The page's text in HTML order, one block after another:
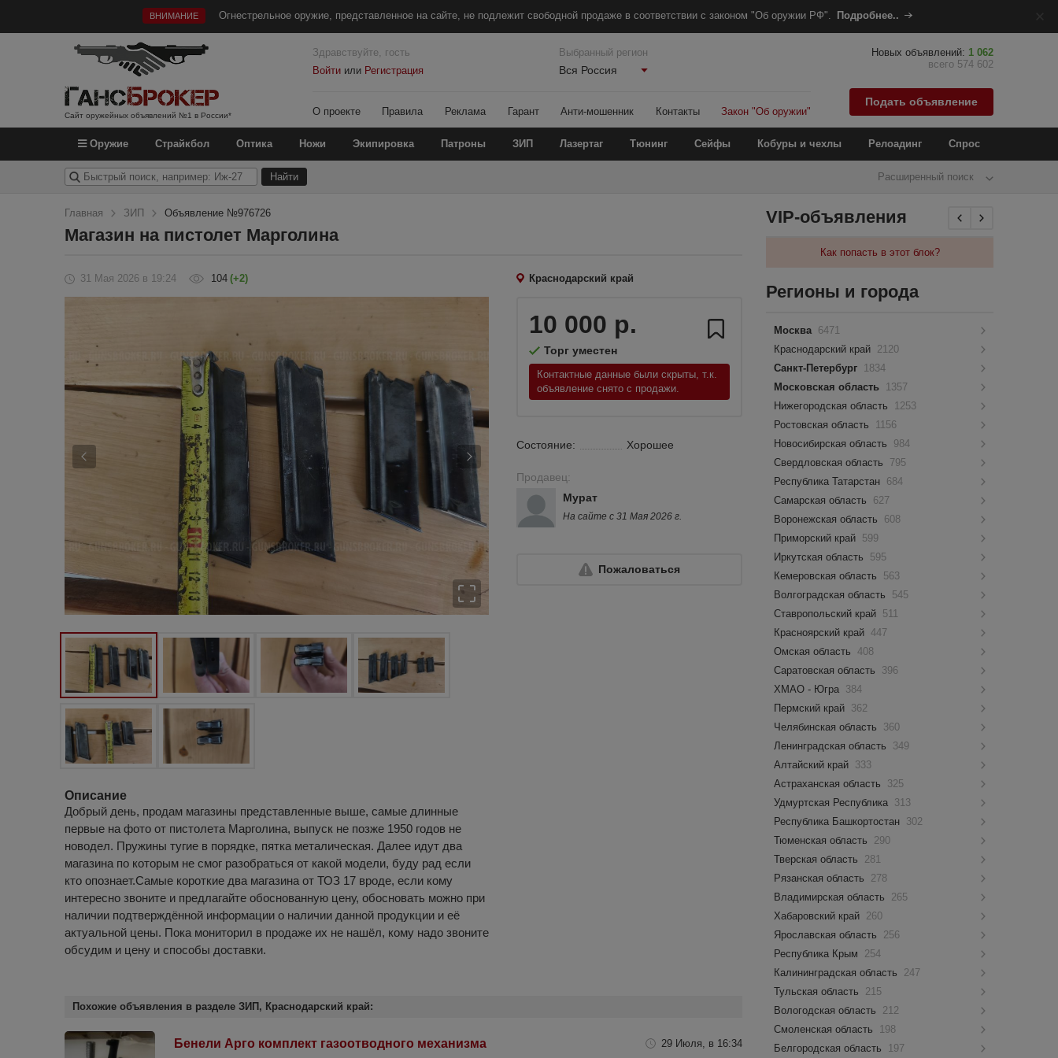
ВНИМАНИЕ Огнестрельное оружие, представленное на сайте, не подлежит свободной продаже в соответствии с законом "Об оружии РФ". Подробнее..
Сайт оружейных объявлений №1 в России*
Здравствуйте, гость
Войтиили Регистрация
Выбранный регион
Вся Россия
О проекте Правила Реклама Гарант Анти-мошенник Контакты Закон "Об оружии"
Новых объявлений: 1 062
всего 574 602
Подать объявление
Оружие Страйкбол Оптика Ножи Экипировка Патроны ЗИП Лазертаг Тюнинг Сейфы Кобуры и чехлы Релоадинг Спрос
Расширенный поиск
Главная ЗИП Объявление №976726
Магазин на пистолет Марголина
31 Мая 2026 в 19:24 104 (+2) Краснодарский край
Описание
Добрый день, продам магазины представленные выше, самые длинные
первые на фото от пистолета Марголина, выпуск не позже 1950 годов не
новодел. Пружины тугие в порядке, пятка металическая. Далее идут два
магазина по которым не смог разобраться от какой модели, буду рад если
кто опознает.Самые короткие два магазина от ТОЗ 17 вроде, если кому
интересно звоните и предлагайте обоснованную цену, обосновать можно при
наличии подтверждённой информации о наличии данной продукции и её
актуальной цены. Пока мониторил в продаже их не нашёл, кому надо звоните
обсудим и цену и способы доставки.
10 000 р.
Торг уместен
Контактные данные были скрыты, т.к.
объявление снято с продажи.
Состояние: Хорошее
Продавец:
Мурат
На сайте с 31 Мая 2026 г.
Пожаловаться
Похожие объявления в разделе ЗИП, Краснодарский край:
Бенели Арго комплект газоотводного механизма 29 Июля, в 16:34
VIP-объявления
Как попасть в этот блок?
Регионы и города
Москва 6471
Краснодарский край 2120
Санкт-Петербург 1834
Московская область 1357
Нижегородская область
1253
Ростовская область
1156
Новосибирская область
984
Свердловская область
795
Республика Татарстан 684
Самарская область
627
Воронежская область
608
Приморский край 599
Иркутская область
595
Кемеровская область
563
Волгоградская область
545
Ставропольский край 511
Красноярский край 447
Омская область
408
Саратовская область
396
ХМАО - Югра 384
Пермский край 362
Челябинская область
360
Ленинградская область
349
Алтайский край 333
Астраханская область
325
Удмуртская Республика 313
Республика Башкортостан 302
Тюменская область
290
Тверская область
281
Рязанская область
278
Владимирская область
265
Хабаровский край 260
Ярославская область
256
Республика Крым
254
Калининградская область
247
Тульская область
215
Вологодская область
212
Смоленская область
198
Белгородская область
197